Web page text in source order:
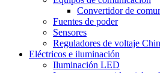
Convertidor de
Fuentes de poder
Sensores
Reguladores de voltaje
Eléctricos e iluminación
Iluminación LED